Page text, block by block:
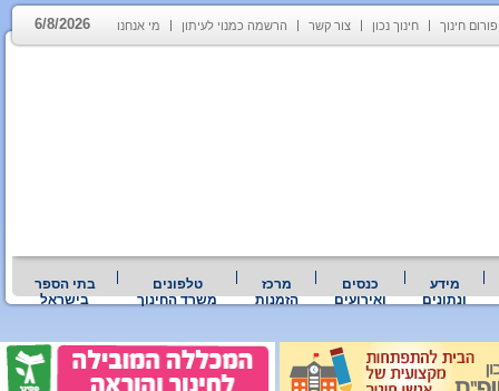
פורום חינוך חינוך נכון צור קשר הרשמה כמנוי לעיתון מי אנחנו 6/8/2026
מידע
ונתונים
כנסים
ואירועים
מרכז
הזמנות
טלפונים
משרד החינוך
בתי הספר
בישראל